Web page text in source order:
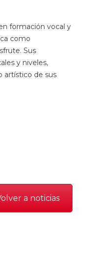
formación vocal y
como
Sus
y niveles,
artístico de sus
a noticias